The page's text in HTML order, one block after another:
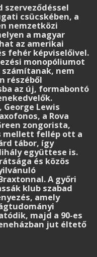
szerveződéssel
csücskében, a
nemzetközi
a magyar
az amerikai
fehér képviselőivel.
monopóliumot
nem
részéből
az új, formabontó
Lewis
a Rova
zongorista,
mellett fellép ott a
tábor, így
együttese is.
és közös
A győri
klub szabad
amely
majd a 90-es
jut éltető